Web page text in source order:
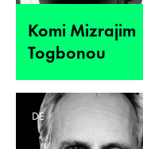
Komi Mizrajim
Togbonou
DE